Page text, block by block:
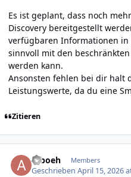
Es ist geplant, dass noch
Discovery bereitgestellt
verfügbaren Informationen in
sinnvoll mit den
werden kann.
Ansonsten fehlen bei dir halt
Leistungswerte, da du eine
Zitieren
arboeh Members
GeschriebenApril 15, 2026